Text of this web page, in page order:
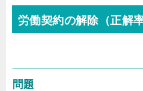
労働契約の解除（正解
問題